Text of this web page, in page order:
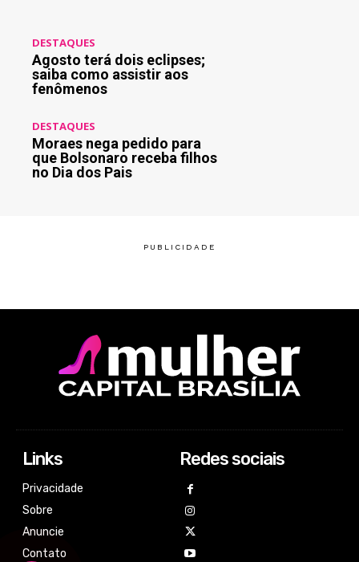
DESTAQUES
Agosto terá dois eclipses;
saiba como assistir aos
fenômenos
DESTAQUES
Moraes nega pedido para
que Bolsonaro receba filhos
no Dia dos Pais
Links
Privacidade
Sobre
Anuncie
Contato
Redes sociais